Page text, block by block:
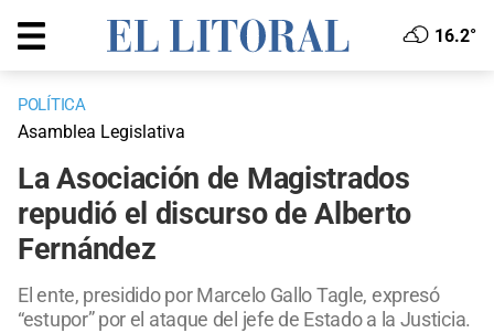
16.2°
POLÍTICA
Asamblea Legislativa
La Asociación de Magistrados
repudió el discurso de Alberto
Fernández
El ente, presidido por Marcelo Gallo Tagle, expresó
“estupor” por el ataque del jefe de Estado a la Justicia.